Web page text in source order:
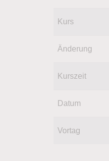
Kurs
Änderung
Kurszeit
Datum
Vortag